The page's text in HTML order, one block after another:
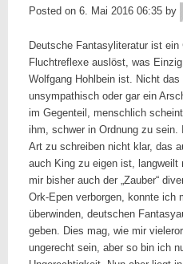
Posted on 6. Mai 2016 06:35 by
Deutsche Fantasyliteratur ist
Fluchtreflexe auslöst, was
Wolfgang Hohlbein ist. Nicht das
unsympathisch oder gar ein
im Gegenteil, menschlich
ihm, schwer in Ordnung zu
Art zu schreiben nicht klar, das
auch King zu eigen ist, langweilt
mir bisher auch der „Zauber“
Ork-Epen verborgen, konnte ich
überwinden, deutschen
geben. Dies mag, wie mir
ungerecht sein, aber so bin ich